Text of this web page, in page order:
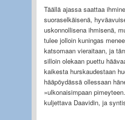
Täällä ajassa saattaa
suoraselkäisenä,
uskonnollisena ihmisenä,
tulee jolloin kuningas
katsomaan vieraitaan, ja
silloin olekaan puettu
kaikesta hurskaudestaan
hääpöydässä ollessaan
»ulkonaisimpaan
kuljettava Daavidin, ja